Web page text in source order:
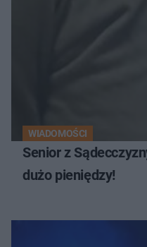
WIADOMOŚCI
Senior z
dużo pieniędzy!